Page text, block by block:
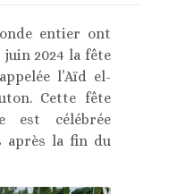
entier ont
juin 2024 la fête
l’Aïd el-
Cette fête
est célébrée
après la fin du